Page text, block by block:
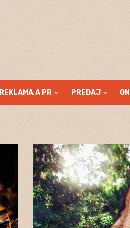
REKLAMA A PR PREDAJ